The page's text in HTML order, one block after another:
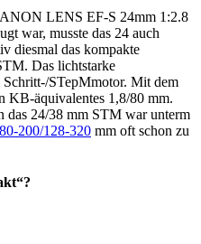
LENS EF-S 24mm 1:2.8
war, musste das 24 auch
diesmal das kompakte
Das lichtstarke
STepMmotor. Mit dem
KB-äquivalentes 1,8/80 mm.
das 24/38 mm STM war unterm
80-200/128-320 mm oft schon zu